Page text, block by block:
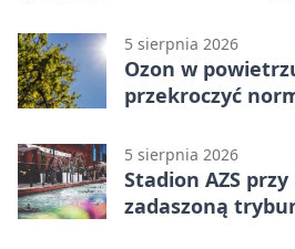
5 sierpnia 2026
Ozon w
przekroczyć
5 sierpnia 2026
Stadion AZS
zadaszoną